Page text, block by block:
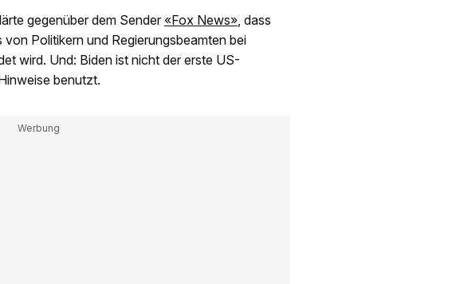
gegenüber dem Sender «Fox News», dass
Politikern und Regierungsbeamten bei
wird. Und: Biden ist nicht der erste US-
benutzt.